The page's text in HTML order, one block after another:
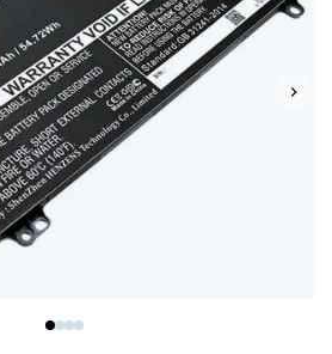
item
item
item
item